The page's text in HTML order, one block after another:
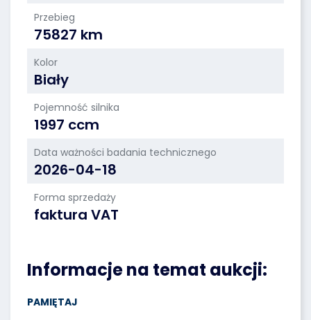
Przebieg
75827 km
Kolor
Biały
Pojemność silnika
1997 ccm
Data ważności badania technicznego
2026-04-18
Forma sprzedaży
faktura VAT
Informacje na temat aukcji:
PAMIĘTAJ